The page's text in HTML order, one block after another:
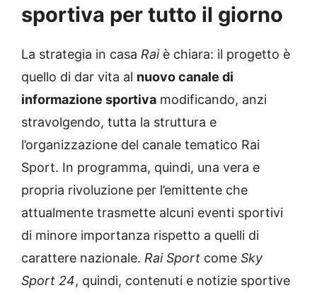
sportiva per tutto il giorno
La strategia in casa Raiè chiara: il progetto è
quello di dar vita al nuovo canale di
informazione sportiva modificando, anzi
stravolgendo, tutta la struttura e
l’organizzazione del canale tematico Rai
Sport. In programma, quindi, una vera e
propria rivoluzione per l’emittente che
attualmente trasmette alcuni eventi sportivi
di minore importanza rispetto a quelli di
carattere nazionale. Rai Sport come Sky
Sport 24, quindi, contenuti e notizie sportive